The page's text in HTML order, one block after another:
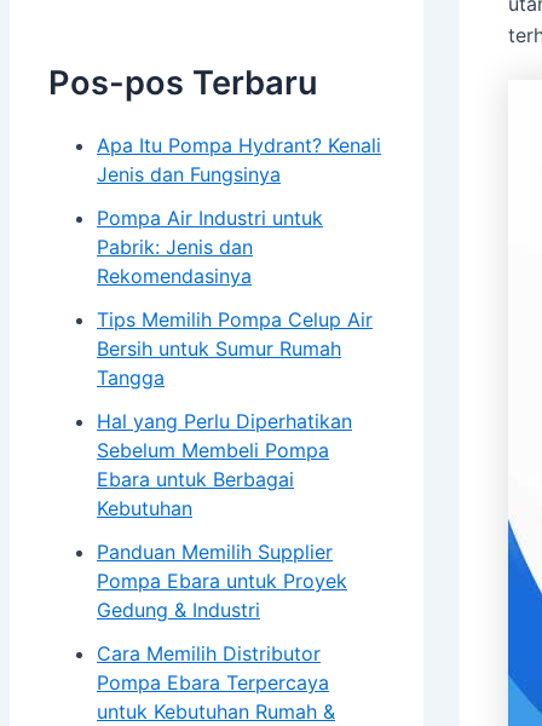
Electro Motor Teco
Pompa Tsurumi
Pompa Southern Cross
Panel & Kontrol
Panel Electric Pump
Genset
Genset Perkins
Genset V-GEN
Toko
Galeri
Blog
Kontak
Pos-pos Terbaru
Apa Itu Pompa Hydrant? Kenali
Jenis dan Fungsinya
Pompa Air Industri untuk
Pabrik: Jenis dan
Rekomendasinya
Tips Memilih Pompa Celup Air
Bersih untuk Sumur Rumah
Tangga
Hal yang Perlu Diperhatikan
Sebelum Membeli Pompa
Ebara untuk Berbagai
Kebutuhan
Panduan Memilih Supplier
Pompa Ebara untuk Proyek
Gedung & Industri
Cara Memilih Distributor
Pompa Ebara Terpercaya
untuk Kebutuhan Rumah &